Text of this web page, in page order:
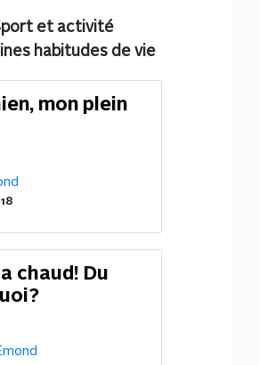
et activité
habitudes de vie
mon plein
chaud! Du